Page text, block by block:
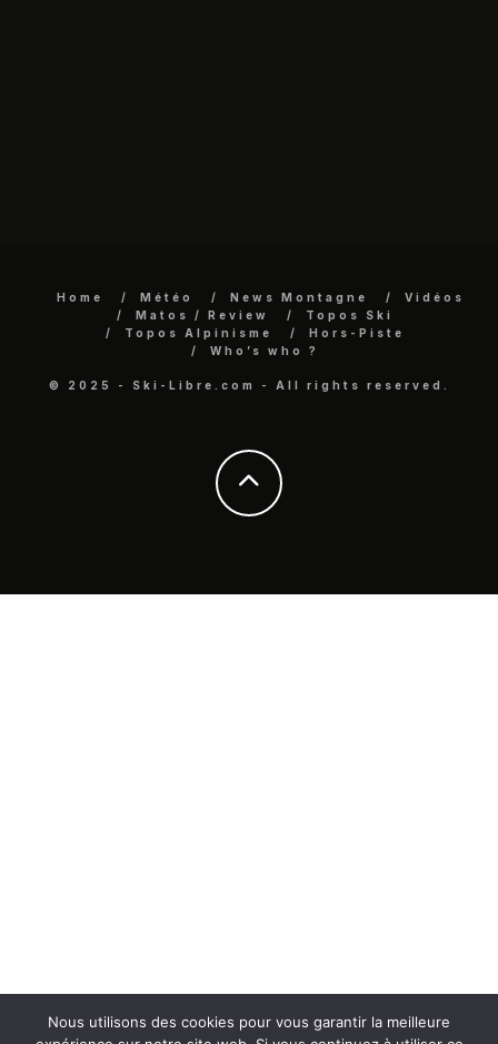
Home Météo News Montagne
Vidéos
Matos / Review
Topos Ski
Topos Alpinisme
Hors-Piste
Who’s who ?
© 2025 - Ski-Libre.com - All rights reserved.
Nous utilisons des cookies pour vous garantir la meilleure